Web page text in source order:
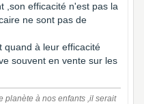
,son efficacité n'est pas la
ne sont pas de
quand à leur efficacité
souvent en vente sur les
planète à nos enfants ,il serait